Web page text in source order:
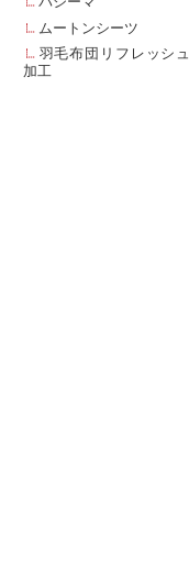
ムートンシーツ
羽毛布団リフレッシュ
加工